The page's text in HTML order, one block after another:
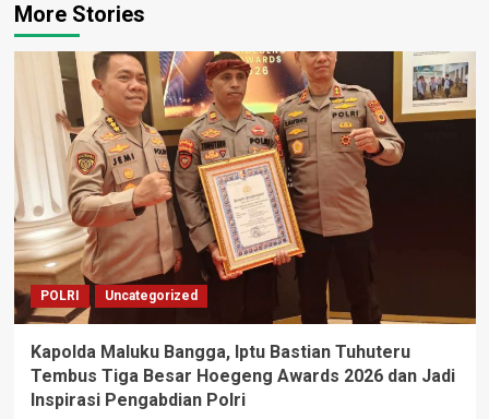
More Stories
POLRI Uncategorized
Kapolda Maluku Bangga, Iptu Bastian Tuhuteru
Tembus Tiga Besar Hoegeng Awards 2026 dan Jadi
Inspirasi Pengabdian Polri